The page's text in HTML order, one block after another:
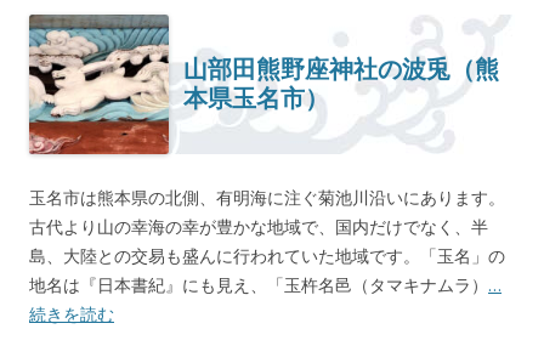
山部田熊野座神社の波兎（熊
本県玉名市）
玉名市は熊本県の北側、有明海に注ぐ菊池川沿いにあります。
古代より山の幸海の幸が豊かな地域で、国内だけでなく、半
島、大陸との交易も盛んに行われていた地域です。「玉名」の
地名は『日本書紀』にも見え、「玉杵名邑（タマキナムラ） …
続きを読む